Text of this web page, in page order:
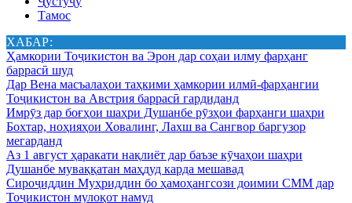
Тамос
ХАБАР:
Ҳамкории Тоҷикистон ва Эрон дар соҳаи илму фарҳанг
баррасӣ шуд
Дар Вена масъалаҳои таҳкими ҳамкории илмӣ-фарҳангии
Тоҷикистон ва Австрия баррасӣ гардиданд
Имрӯз дар боғҳои шаҳри Душанбе рӯзҳои фарҳанги шаҳри
Бохтар, ноҳияҳои Ховалинг, Лахш ва Сангвор баргузор
мегарданд
Аз 1 август ҳаракати нақлиёт дар баъзе кӯчаҳои шаҳри
Душанбе муваққатан маҳдуд карда мешавад
Сироҷиддин Муҳриддин бо ҳамоҳангсози доимии СММ дар
Тоҷикистон мулоқот намуд